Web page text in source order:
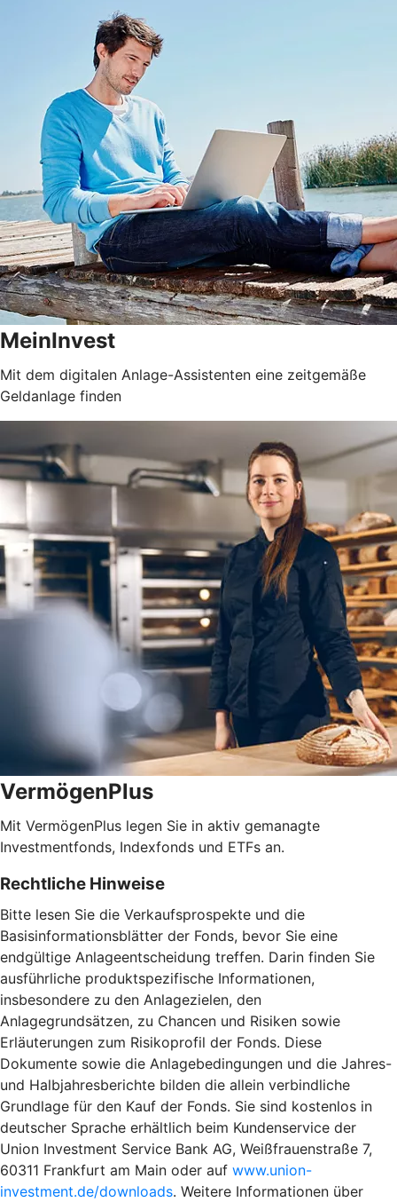
MeinInvest
Mit dem digitalen Anlage-Assistenten eine zeitgemäße
Geldanlage finden
VermögenPlus
Mit VermögenPlus legen Sie in aktiv gemanagte
Investmentfonds, Indexfonds und ETFs an.
Rechtliche Hinweise
Bitte lesen Sie die Verkaufsprospekte und die
Basisinformationsblätter der Fonds, bevor Sie eine
endgültige Anlageentscheidung treffen. Darin finden Sie
ausführliche produktspezifische Informationen,
insbesondere zu den Anlagezielen, den
Anlagegrundsätzen, zu Chancen und Risiken sowie
Erläuterungen zum Risikoprofil der Fonds. Diese
Dokumente sowie die Anlagebedingungen und die Jahres-
und Halbjahresberichte bilden die allein verbindliche
Grundlage für den Kauf der Fonds. Sie sind kostenlos in
deutscher Sprache erhältlich beim Kundenservice der
Union Investment Service Bank AG, Weißfrauenstraße 7,
60311 Frankfurt am Main oder auf www.union-
investment.de/downloads. Weitere Informationen über